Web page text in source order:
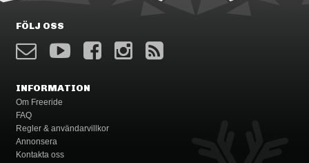
FÖLJ OSS
INFORMATION
Om Freeride
FAQ
Regler & användarvillkor
Annonsera
Kontakta oss